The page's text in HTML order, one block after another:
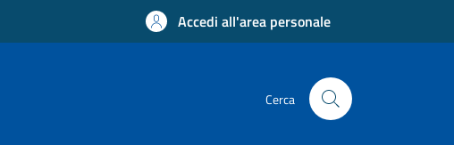
Accedi all'area personale
Cerca